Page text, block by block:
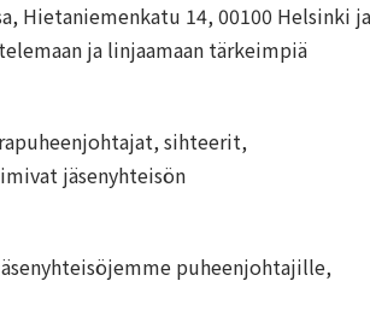
Hietaniemenkatu 14, 00100 Helsinki
ja linjaamaan tärkeimpiä
sihteerit,
jäsenyhteisön
puheenjohtajille,